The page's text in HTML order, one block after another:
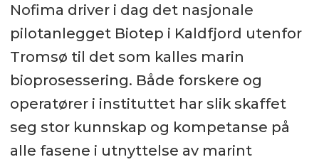
Nofima driver i dag det nasjonale
pilotanlegget Biotep i Kaldfjord utenfor
Tromsø til det som kalles marin
bioprosessering. Både forskere og
operatører i instituttet har slik skaffet
seg stor kunnskap og kompetanse på
alle fasene i utnyttelse av marint